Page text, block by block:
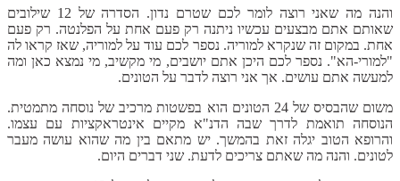
והנה מה שאני רוצה לומר לכם שטרם נדון. הסדרה של 12 שילובים
שאותם אתם מבצעים עכשיו ניתנה רק פעם אחת על הפלנטה. רק פעם
אחת. במקום זה שנקרא למוריה. נספר לכם עוד על למוריה, שאז קראו לה
"למורי-הא". נספר לכם היכן אתם יושבים, מי מקשיב, מי נמצא כאן ומה
למעשה אתם עושים. אך אני רוצה לדבר על הטונים.
משום שהבסיס של 24 הטונים הוא בפשטות מרכיב של נוסחה מתמטית.
הנוסחה תואמת לדרך שבה הדנ"א מקיים אינטראקציות עם עצמו.
והרופא הטוב יגלה זאת בהמשך. יש מתאם בין מה שהוא עושה מעבר
לטונים. והנה מה שאתם צריכים לדעת. שני דברים היום.